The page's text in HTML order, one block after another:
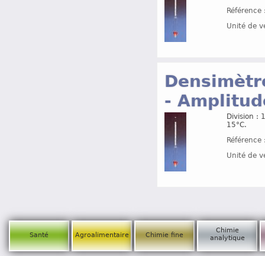
Unité de
-
Division :
15°C.
Unité de
Santé Agroalimentaire Chimie fine
Chimie
analytique